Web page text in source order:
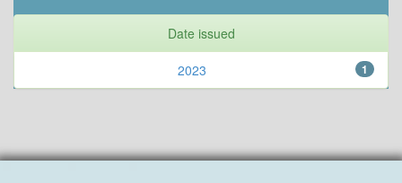
Date issued
1
2023